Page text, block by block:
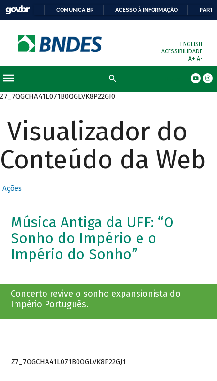
COMUNICA BR ACESSO À INFORMAÇÃO
ENGLISH
ACESSIBILIDADE
A+ A-
Z7_7QGCHA41L071B0QGLVK8P22GJ0
Visualizador do
Conteúdo da Web
Ações
Música Antiga da UFF: “O
Sonho do Império e o
Império do Sonho”
Concerto revive o sonho expansionista do
Império Português.
Z7_7QGCHA41L071B0QGLVK8P22GJ1